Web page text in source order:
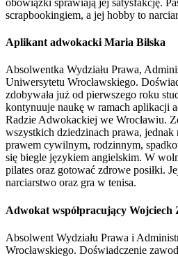
scrapbookingiem, a jej hobby to
Aplikant adwokacki Maria Bilska
Absolwentka Wydziału Prawa,
Uniwersytetu Wrocławskiego.
zdobywała już od pierwszego roku
kontynuuje naukę w ramach aplikacji
Radzie Adwokackiej we Wrocławiu.
wszystkich dziedzinach prawa, jednak
prawem cywilnym, rodzinnym,
się biegle językiem angielskim. W
pilates oraz gotować zdrowe posiłki.
narciarstwo oraz gra w tenisa.
Adwokat współpracujący Wojciech
Absolwent Wydziału Prawa i
Wrocławskiego. Doświadczenie